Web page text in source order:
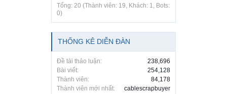
Tổng: 20 (Thành viên: 19, Khách: 1, Bots:
0)
THỐNG KÊ DIỄN ĐÀN
Đề tài thảo luận:
238,696
Bài viết:
254,128
Thành viên:
84,178
Thành viên mới nhất:
cablescrapbuyer